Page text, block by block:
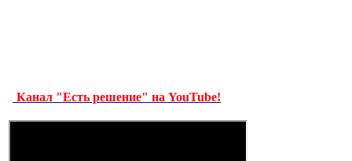
Канал "Есть решение" на YouTube!